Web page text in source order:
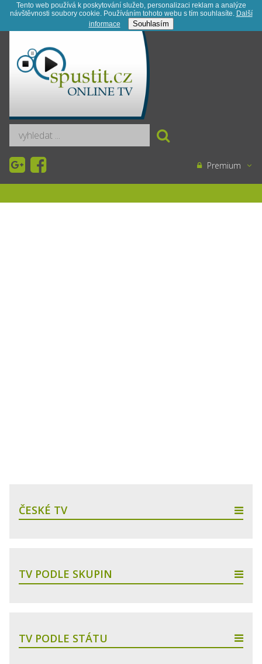
Tento web používá k poskytování služeb, personalizaci reklam a analýze
návštěvnosti soubory cookie. Používáním tohoto webu s tím souhlasíte. Další
informace­
Souhlasím
Registrace Kontakt Novinky
Premium
ČESKÉ TV
TV PODLE SKUPIN
TV PODLE STÁTU